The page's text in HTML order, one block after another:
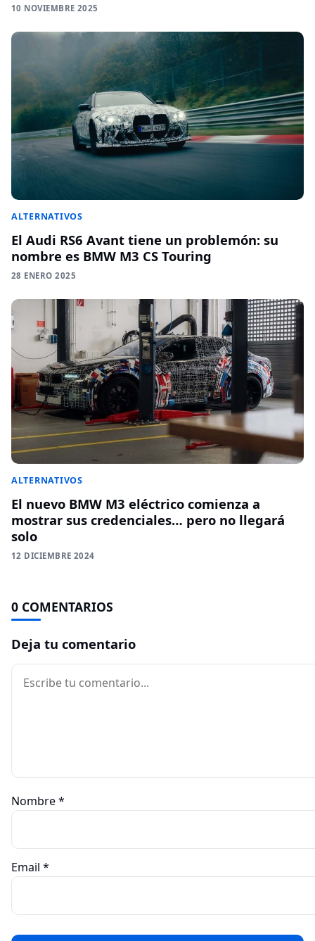
10 NOVIEMBRE 2025
ALTERNATIVOS
El Audi RS6 Avant tiene un problemón: su
nombre es BMW M3 CS Touring
28 ENERO 2025
ALTERNATIVOS
El nuevo BMW M3 eléctrico comienza a
mostrar sus credenciales… pero no llegará
solo
12 DICIEMBRE 2024
0 COMENTARIOS
Deja tu comentario
Comentario
Nombre*
Email *